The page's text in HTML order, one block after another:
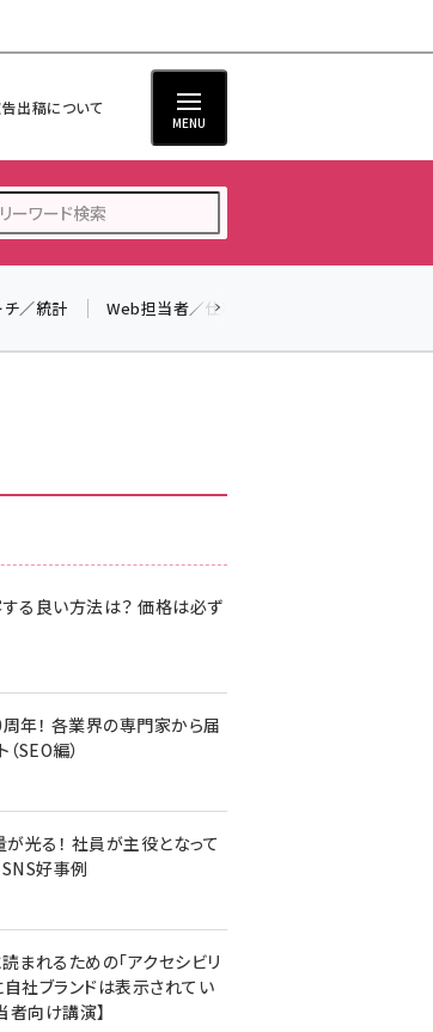
出稿について
MENU
z世代 (1622)
meo (1275)
チ／統計 Web担当者／仕事
る良い方法は？ 価格は必ず
年！ 各業界の専門家から届
SEO編）
が光る！ 社員が主役となって
好事例
まれるための「アクセシビリ
自社ブランドは表示されてい
者向け講演】